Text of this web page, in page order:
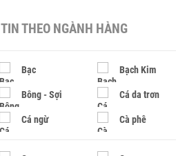
TIN THEO NGÀNH HÀNG
Bạc Bạch Kim
Bông - Sợi Cá da trơn
Cá ngừ Cà phê